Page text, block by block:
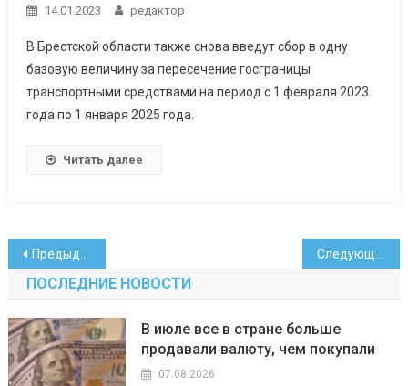
14.01.2023 редактор
В Брестской области также снова введут сбор в одну
базовую величину за пересечение госграницы
транспортными средствами на период с 1 февраля 2023
года по 1 января 2025 года.
Читать далее
Навигация
по
записям
Предыдущие записи
ПОСЛЕДНИЕ НОВОСТИ
В июле все в стране больше
продавали валюту, чем покупали
07.08.2026